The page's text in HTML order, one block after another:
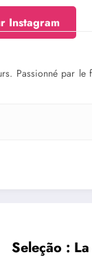
Instagram
Passionné par
Seleção :